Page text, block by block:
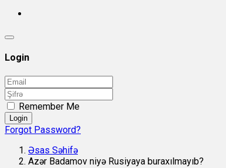
Login
Remember Me
Login
Forgot Password?
Əsas Səhifə
Azər Badamov niyə Rusiyaya buraxılmayıb?